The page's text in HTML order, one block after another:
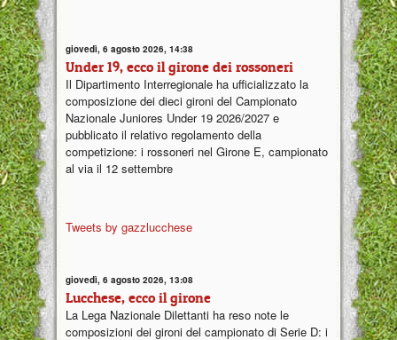
giovedì, 6 agosto 2026, 14:38
Under 19, ecco il girone dei rossoneri
Il Dipartimento Interregionale ha ufficializzato la
composizione dei dieci gironi del Campionato
Nazionale Juniores Under 19 2026/2027 e
pubblicato il relativo regolamento della
competizione: i rossoneri nel Girone E, campionato
al via il 12 settembre
Tweets by gazzlucchese
giovedì, 6 agosto 2026, 13:08
Lucchese, ecco il girone
La Lega Nazionale Dilettanti ha reso note le
composizioni dei gironi del campionato di Serie D: i